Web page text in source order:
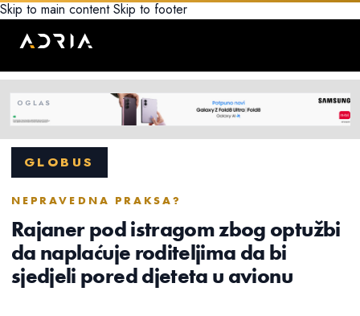
Skip to main content Skip to footer
GLOBUS
NEPRAVEDNA PRAKSA?
Rajaner pod istragom zbog optužbi
da naplaćuje roditeljima da bi
sjedjeli pored djeteta u avionu